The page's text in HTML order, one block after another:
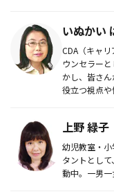
いぬかい
CDA（キャ
ウンセラー
かし、皆さ
役立つ視点や
上野 緑子
幼児教室・
タントとし
動中。一男一